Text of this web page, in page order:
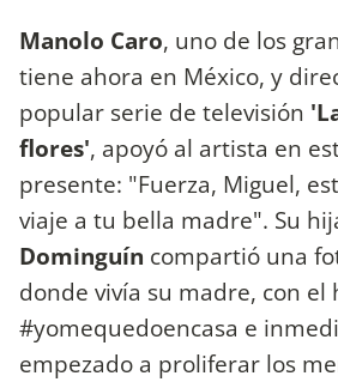
Manolo Caro, uno de los
tiene ahora en México, y
popular serie de televisión
flores', apoyó al artista en
presente: "Fuerza, Miguel,
viaje a tu bella madre". Su
Dominguín compartió una
donde vivía su madre, con el
#yomequedoencasa e
empezado a proliferar los